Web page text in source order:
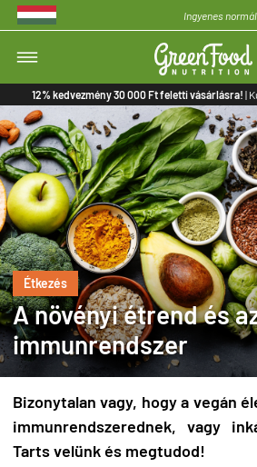
Ingyenes
12% kedvezmény 30 000 Ft feletti vásárlásra! |
Étkezés
A növényi étrend és
immunrendszer
Bizonytalan vagy, hogy a vegán
immunrendszerednek, vagy
Tarts velünk és megtudod!